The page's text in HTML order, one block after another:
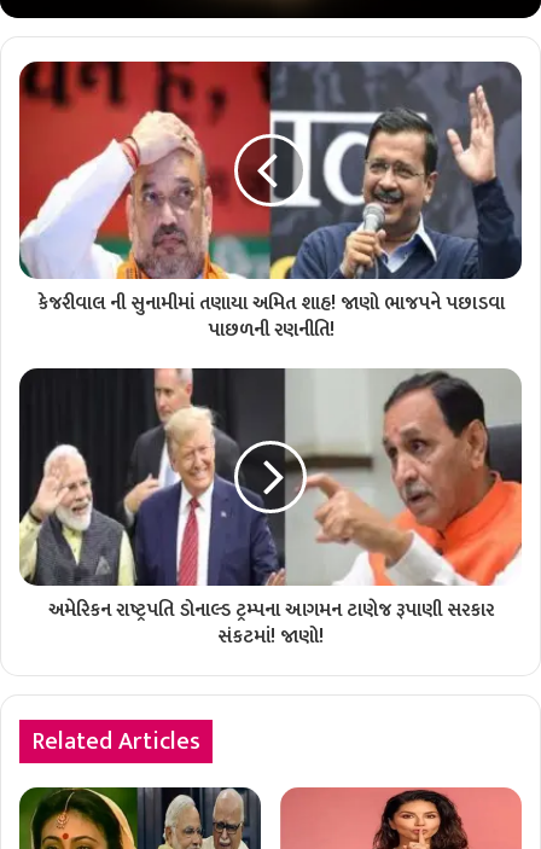
કેજરીવાલ ની સુનામીમાં તણાયા અમિત શાહ! જાણો ભાજપને પછાડવા
પાછળની રણનીતિ!
અમેરિકન રાષ્ટ્રપતિ ડોનાલ્ડ ટ્રમ્પના આગમન ટાણેજ રૂપાણી સરકાર
સંકટમાં! જાણો!
Related Articles